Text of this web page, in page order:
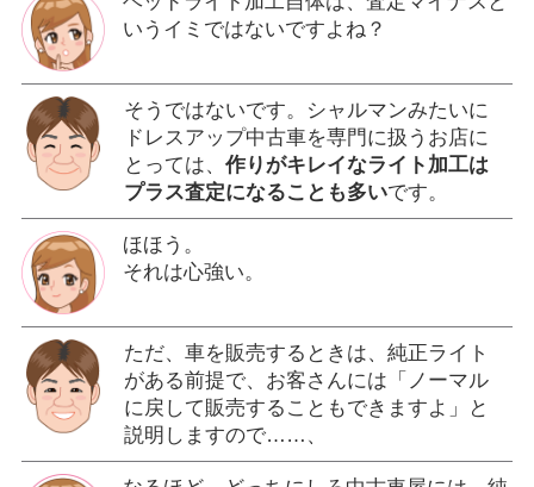
いうイミではないですよね？
そうではないです。シャルマンみたいに
ドレスアップ中古車を専門に扱うお店に
とっては、 作りがキレイなライト加工は
プラス査定になることも多いです。
ほほう。
それは心強い。
ただ、車を販売するときは、純正ライト
がある前提で、お客さんには「ノーマル
に戻して販売することもできますよ」と
説明しますので……、